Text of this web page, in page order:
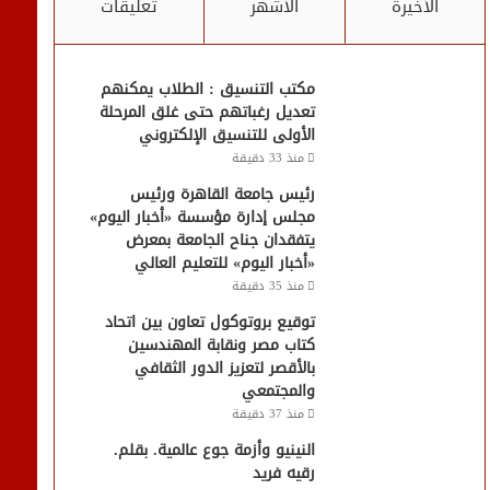
الأخيرة الأشهر تعليقات
مكتب التنسيق : الطلاب يمكنهم
تعديل رغباتهم حتى غلق المرحلة
الأولى للتنسيق الإلكتروني
منذ 33 دقيقة
رئيس جامعة القاهرة ورئيس
مجلس إدارة مؤسسة «أخبار اليوم»
يتفقدان جناح الجامعة بمعرض
«أخبار اليوم» للتعليم العالي
منذ 35 دقيقة
توقيع بروتوكول تعاون بين اتحاد
كتاب مصر ونقابة المهندسين
بالأقصر لتعزيز الدور الثقافي
والمجتمعي
منذ 37 دقيقة
النينيو وأزمة جوع عالمية. بقلم.
رقيه فريد